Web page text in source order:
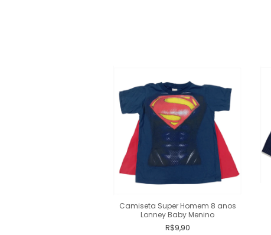
Camiseta Super Homem 8 anos
Lonney Baby Menino
R$9,90